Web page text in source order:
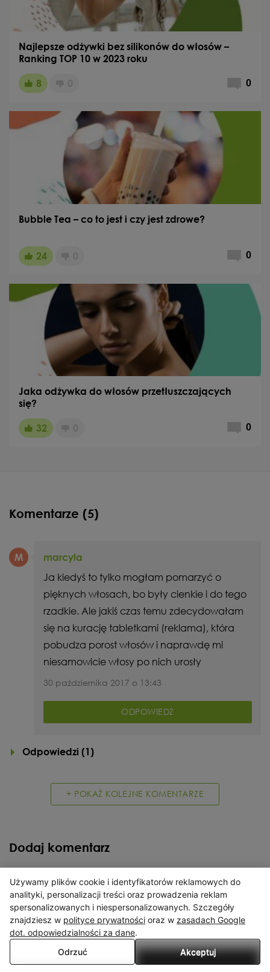
Najlepsze odżywki bez silikonów do włosów –
Ranking TOP 10 w 2023 roku
8 0
Bubble Tea – co to jest i czy jest zdrowe?
24 0
Jaka odżywka do włosów przetłuszczających
się?
32 0
Komentarze (5)
M marcyla
Ja kiedyś to tylko mogłam pomarzyć o
pięknych włosach, bo były cienkie i do tego
rzadkie. Ale jakiś czas temu zdecydowałam
się na kurację tabletkami (reklama), która
pobudza porost włosów i naprawdę mi
niesamowicie włosy po nich urosły
ODPOWIEDZ
30 października 2017 o 13:43
Odpowiedzi (1)
+ POKAŻ KOLEJNE KOMENTARZE
Dodaj komentarz
Serwis wykorzystuje pliki cookies. Korzystając ze strony
wyrażasz zgodę na wykorzystywanie plików cookies, w zakresie
odpowiadającym konfiguracji Twojej przeglądarki.
Przeczytaj więcej
Używamy plików cookie i identyfikatorów reklamowych do
analityki, personalizacji treści oraz prowadzenia reklam
spersonalizowanych i niespersonalizowanych. Szczegóły
znajdziesz w polityce prywatności oraz w zasadach Google
dot. odpowiedzialności za dane.
Odrzuć
Akceptuj